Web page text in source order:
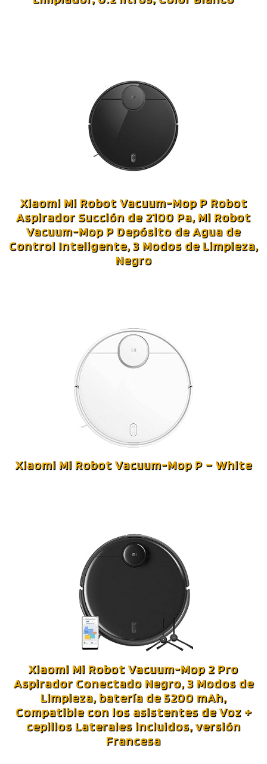
Xiaomi Mi Robot Vacuum-Mop P Robot
Aspirador Succión de 2100 Pa, Mi Robot
Vacuum-Mop P Depósito de Agua de
Control Inteligente, 3 Modos de Limpieza,
Negro
Xiaomi Mi Robot Vacuum-Mop P – White
Xiaomi Mi Robot Vacuum-Mop 2 Pro
Aspirador Conectado Negro, 3 Modos de
Limpieza, batería de 5200 mAh,
Compatible con los asistentes de Voz +
cepillos Laterales incluidos, versión
Francesa